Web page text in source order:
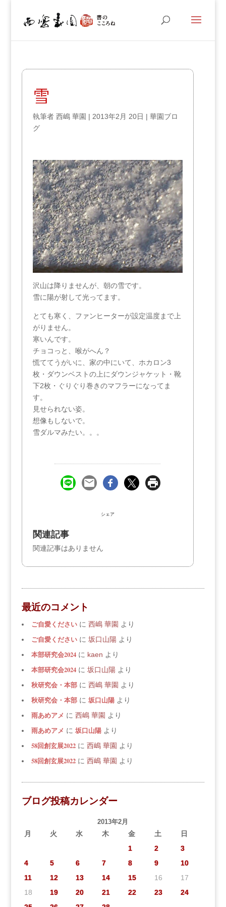
雪
執筆者 西嶋 華園 | 2013年2月 20日 | 華園ブロ
グ
沢山は降りませんが、朝の雪です。
雪に陽が射して光ってます。
とても寒く、ファンヒーターが設定温度まで上
がりません。
寒いんです。
チョコっと、喉がへん？
慌ててうがいに、家の中にいて、ホカロン3
枚・ダウンベストの上にダウンジャケット・靴
下2枚・ぐりぐり巻きのマフラーになってま
す。
見せられない姿。
想像もしないで。
雪ダルマみたい。。。
シェア
関連記事
関連記事はありません
最近のコメント
ご自愛くださいに 西嶋 華園 より
ご自愛くださいに 坂口山陽より
本部研究会2024に kaen より
本部研究会2024に 坂口山陽より
秋研究会・本部に 西嶋 華園 より
秋研究会・本部に 坂口山陽より
雨あめアメ に 西嶋 華園 より
雨あめアメ に 坂口山陽より
58回創玄展2022に 西嶋 華園 より
58回創玄展2022に 西嶋 華園 より
ブログ投稿カレンダー
2013年2月
月 火 水 木 金 土
日
1
2
3
4
5 6 7 8 9
10
11
12 13 14 15 16
17
18
19 20 21 22 23
24